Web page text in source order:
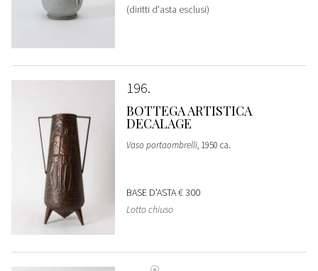
(diritti d'asta esclusi)
196
BOTTEGA ARTISTICA
DECALAGE
Vaso portaombrelli, 1950 ca.
BASE D'ASTA€ 300
Lotto chiuso